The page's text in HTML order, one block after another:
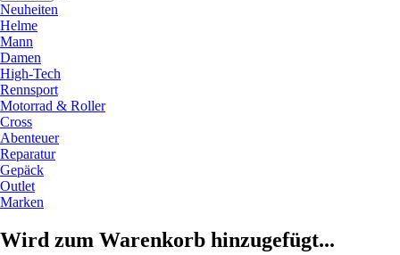
Neuheiten
Helme
Mann
Damen
High-Tech
Rennsport
Motorrad & Roller
Cross
Abenteuer
Reparatur
Gepäck
Outlet
Marken
Wird zum Warenkorb hinzugefügt...